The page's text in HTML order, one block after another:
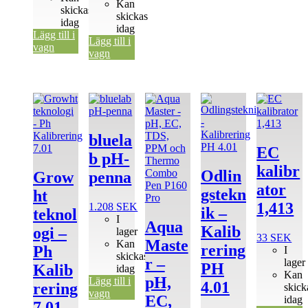
skickas
idag
Lägg till i
vagn
Kan
skickas
idag
Lägg till i
vagn
Grow
ht
teknol
ogi –
Ph
Kalib
rering
Den
här
produkten
har
flera
De
olika
alternativen
kan
väljas
på
produktsidan
bluela
b pH-
penna
1.208 SEK
I
lager
Kan
skickas
idag
Lägg till i
vagn
Aqua
Maste
r –
pH,
EC,
Odlin
gstekn
ik –
Kalib
rering
PH
4.01
Den
här
produkten
har
flera
De
olika
alternativen
kan
väljas
på
produktsidan
EC
kalibr
ator
1,413
33 SEK
I
lager
Kan
idag